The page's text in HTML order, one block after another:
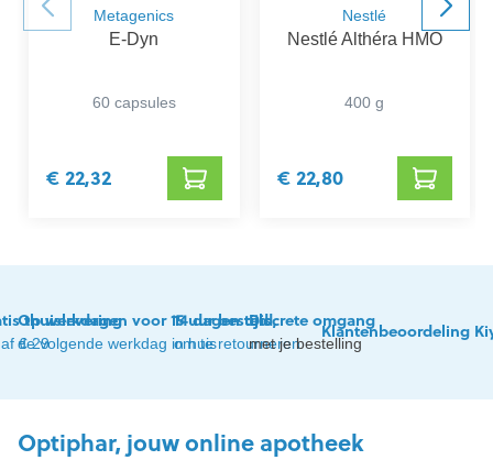
Metagenics
E-Dyn
60 capsules
€ 22,32
Nestlé
Nestlé Althéra HMO
400 g
€ 22,80
thuislevering
€ 29
Op werkdagen voor 15 uur besteld,
de volgende werkdag in huis
14 dagen tijd
om te retourneren
Discrete omgang
met je bestelling
Klantenbeoordeling
Optiphar, jouw online apotheek